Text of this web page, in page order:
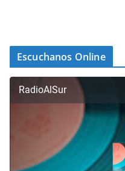
Escuchanos Online